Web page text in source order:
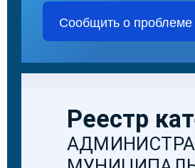
Сообщить о проблеме